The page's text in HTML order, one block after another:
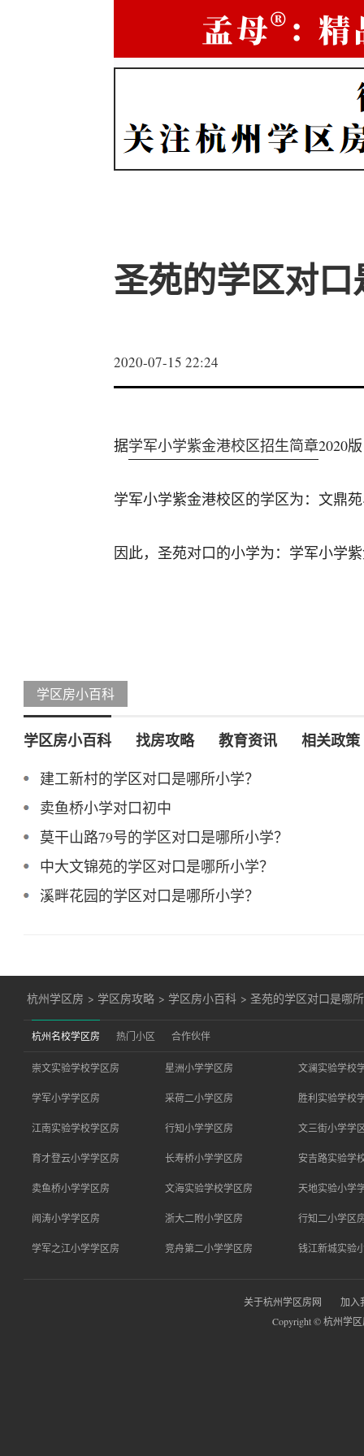
圣苑的学区对
2020-07-15 22:24
据学军小学紫金港校区招生简章2020
学军小学紫金港校区的学区为：文鼎
因此，圣苑对口的小学为：学军小学
学区房小百科
学区房小百科 找房攻略 教育资讯 相关政策
建工新村的学区对口是哪所小学？
卖鱼桥小学对口初中
莫干山路79号的学区对口是哪所小学？
中大文锦苑的学区对口是哪所小学？
溪畔花园的学区对口是哪所小学？
杭州学区房 > 学区房攻略 > 学区房小百科 >圣苑的学区对口是哪
杭州名校学区房 热门小区 合作伙伴
崇文实验学校学区房 星洲小学学区房 文澜实验学校
学军小学学区房 采荷二小学区房 胜利实验学校
江南实验学校学区房 行知小学学区房 文三街小学学
育才登云小学学区房 长寿桥小学学区房 安吉路实验学
卖鱼桥小学学区房 文海实验学校学区房 天地实验小学
闻涛小学学区房 浙大二附小学区房 行知二小学区
学军之江小学学区房 竞舟第二小学学区房 钱江新城实验
关于杭州学区房网
加入
Copyright © 杭州学